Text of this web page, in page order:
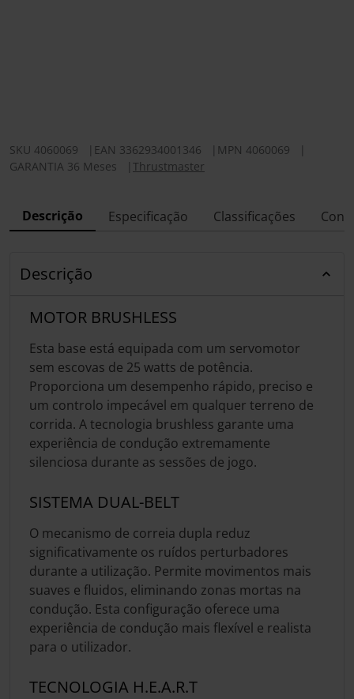
SKU 4060069 EAN 3362934001346 MPN 4060069
GARANTIA 36 Meses
Thrustmaster
Descrição Especificação Classificações
Descrição
MOTOR BRUSHLESS
Esta base está equipada com um servomotor
sem escovas de 25 watts de potência.
Proporciona um desempenho rápido, preciso e
um controlo impecável em qualquer terreno de
corrida. A tecnologia brushless garante uma
experiência de condução extremamente
silenciosa durante as sessões de jogo.
SISTEMA DUAL-BELT
O mecanismo de correia dupla reduz
significativamente os ruídos perturbadores
durante a utilização. Permite movimentos mais
suaves e fluidos, eliminando zonas mortas na
condução. Esta configuração oferece uma
experiência de condução mais flexível e realista
para o utilizador.
TECNOLOGIA H.E.A.R.T